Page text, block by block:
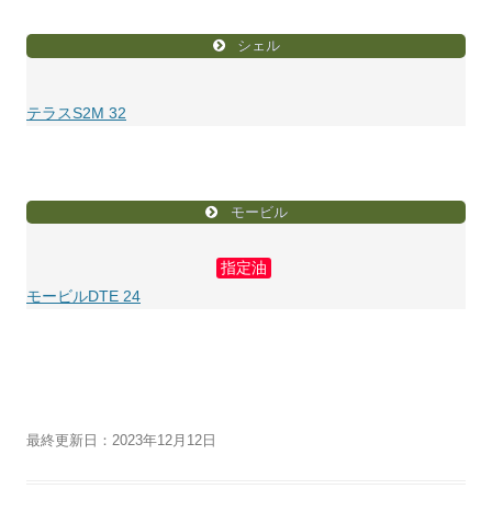
シェル
テラスS2M 32
モービル
指定油
モービルDTE 24
最終更新日：2023年12月12日